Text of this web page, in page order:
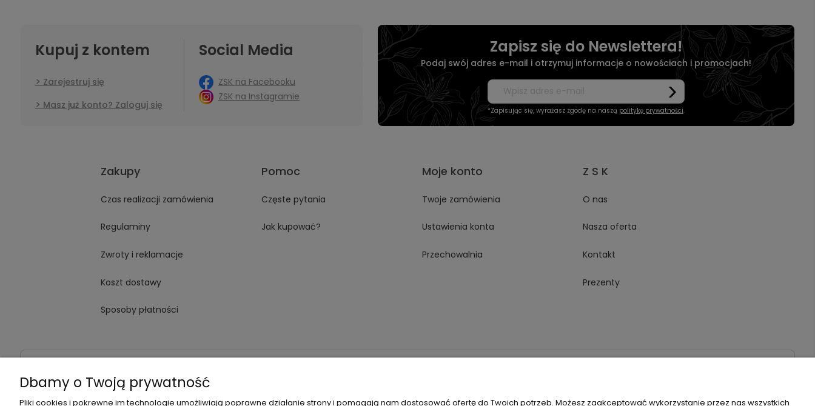
Kupuj z kontem
Zarejestruj się
Masz już konto? Zaloguj się
Social Media
ZSK na Facebooku
ZSK na Instagramie
Zapisz się do Newslettera!
Podaj swój adres e-mail i otrzymuj informacje o nowościach i promocjach!
*Zapisując się, wyrażasz zgodę na naszą politykę prywatności.
Zakupy
Czas realizacji zamówienia
Regulaminy
Zwroty i reklamacje
Koszt dostawy
Sposoby płatności
Pomoc
Częste pytania
Jak kupować?
Moje konto
Twoje zamówienia
Ustawienia konta
Przechowalnia
Z S K
O nas
Nasza oferta
Kontakt
Prezenty
Dbamy o Twoją prywatność
Pliki cookies i pokrewne im technologie umożliwiają poprawne działanie strony i pomagają nam dostosować ofertę do Twoich potrzeb. Możesz zaakceptować wykorzystanie przez nas wszystkich